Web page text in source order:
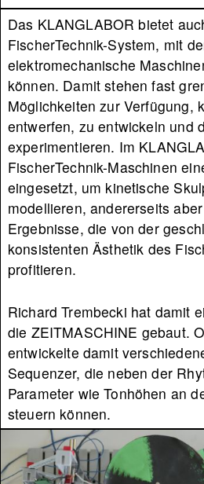
Das KLANGLABOR bietet
FischerTechnik-System, mit
elektromechanische
können. Damit stehen fast
Möglichkeiten zur Verfügung,
entwerfen, zu entwickeln und
experimentieren. Im
FischerTechnik-Maschinen
eingesetzt, um kinetische
modellieren, andererseits
Ergebnisse, die von der
konsistenten Ästhetik des
profitieren.
Richard Trembecki hat damit
die ZEITMASCHINE gebaut.
entwickelte damit
Sequenzer, die neben der
Parameter wie Tonhöhen an
steuern können.